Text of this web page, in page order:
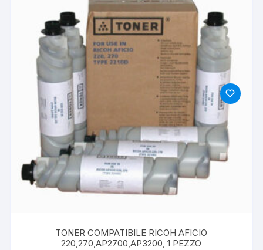
TONER COMPATIBILE RICOH AFICIO
220,270,AP2700,AP3200, 1 PEZZO